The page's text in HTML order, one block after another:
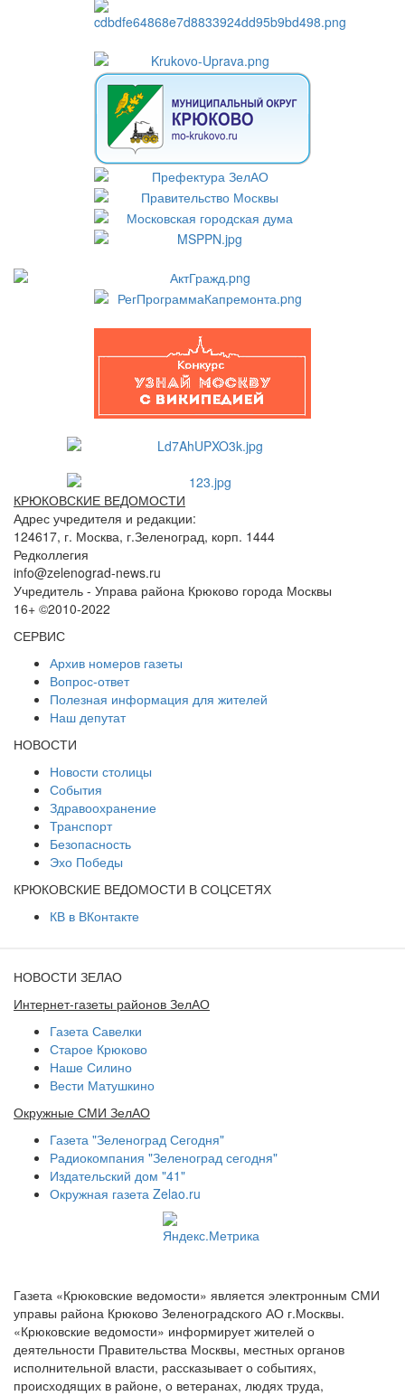
КРЮКОВСКИЕ ВЕДОМОСТИ
Адрес учредителя и редакции:
124617, г. Москва, г.Зеленоград, корп. 1444
Редколлегия
info@zelenograd-news.ru
Учредитель - Управа района Крюково города Москвы
16+ ©2010-2022
СЕРВИС
Архив номеров газеты
Вопрос-ответ
Полезная информация для жителей
Наш депутат
НОВОСТИ
Новости столицы
События
Здравоохранение
Транспорт
Безопасность
Эхо Победы
КРЮКОВСКИЕ ВЕДОМОСТИ В СОЦСЕТЯХ
КВ в ВКонтакте
НОВОСТИ ЗЕЛАО
Интернет-газеты районов ЗелАО
Газета Савелки
Старое Крюково
Наше Силино
Вести Матушкино
Окружные СМИ ЗелАО
Газета "Зеленоград Сегодня"
Радиокомпания "Зеленоград сегодня"
Издательский дом "41"
Окружная газета Zelao.ru
Газета «Крюковские ведомости» является электронным СМИ
управы района Крюково Зеленоградского АО г.Москвы.
«Крюковские ведомости» информирует жителей о
деятельности Правительства Москвы, местных органов
исполнительной власти, рассказывает о событиях,
происходящих в районе, о ветеранах, людях труда,